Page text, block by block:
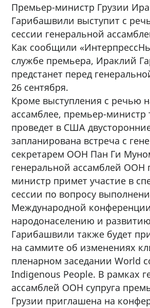
Премьер-министр Грузии
Гарибашвили выступит с
сессии генеральной
Как сообщили
службе премьера, Ираклий
предстанет перед
26 сентября.
Кроме выступления с речью
ассамблее, премьер-министр
проведет в США
запланирована встреча с
секретарем ООН Пан Ги
генеральной ассамблей ООН
министр примет участие в
сессии по вопросу
Международной
народонаселению и
Гарибашвили также будет
на саммите об изменениях
пленарном заседании World
Indigenous People. В рамках
ассамблей ООН супруга
Грузии приглашена на